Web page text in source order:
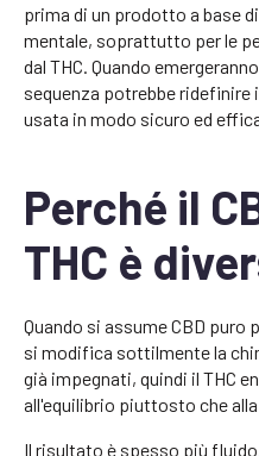
prima di un prodotto a base
mentale, soprattutto per le
dal THC. Quando
sequenza potrebbe ridefinire
usata in modo sicuro ed
Perché il
THC è
Quando si assume CBD puro
si modifica sottilmente la
già impegnati, quindi il THC
all'equilibrio piuttosto che
Il risultato è spesso più